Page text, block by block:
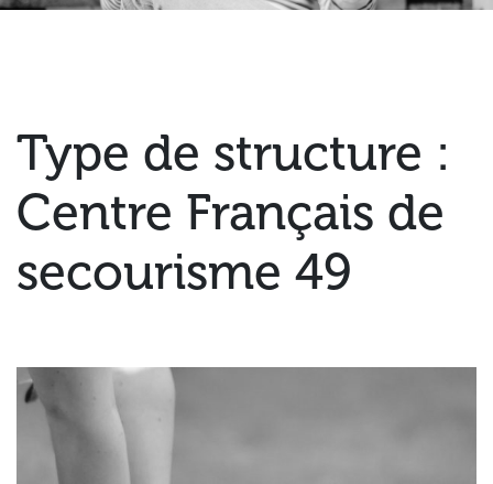
Type de structure :
Centre Français de
secourisme 49